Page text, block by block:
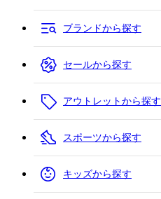
ブランドから探す
セールから探す
アウトレットから探す
スポーツから探す
キッズから探す